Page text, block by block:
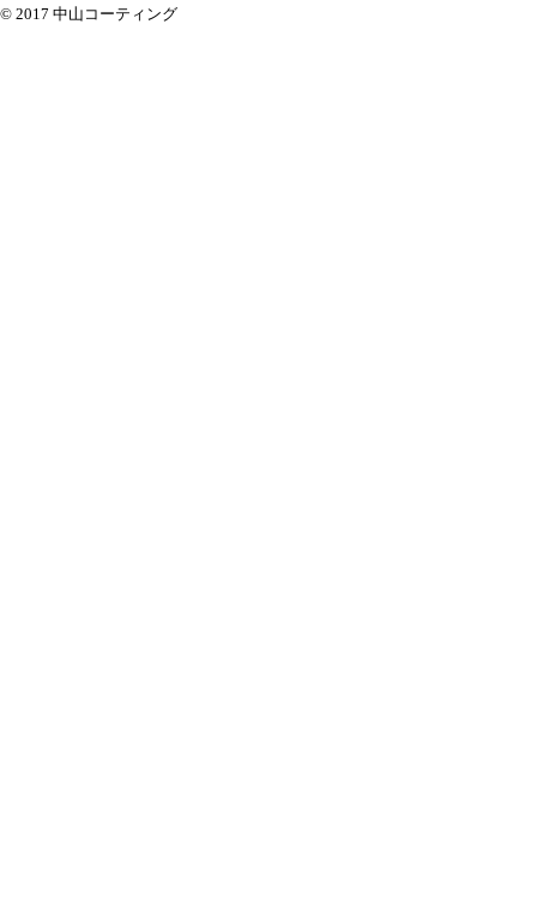
© 2017 中山コーティング